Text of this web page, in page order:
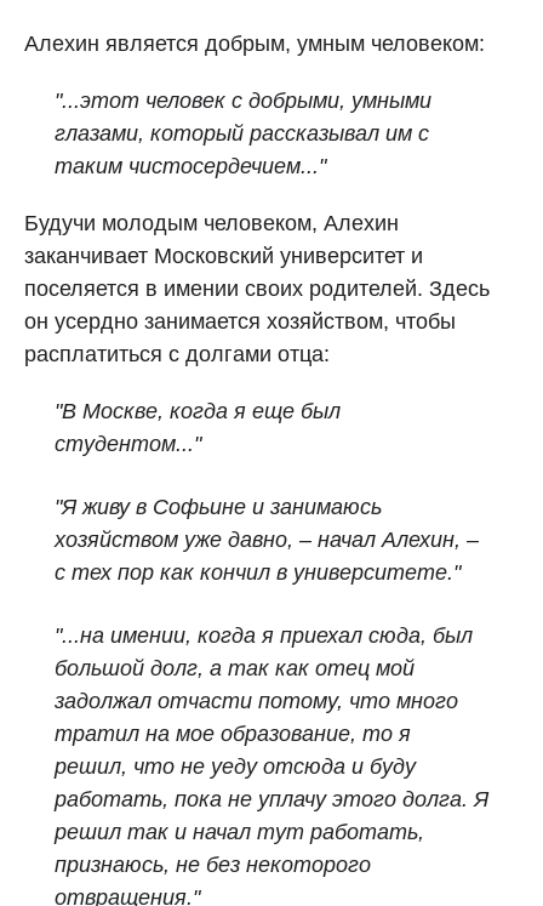
Алехин является добрым, умным человеком:
"...этот человек с добрыми, умными
глазами, который рассказывал им с
таким чистосердечием..."
Будучи молодым человеком, Алехин
заканчивает Московский университет и
поселяется в имении своих родителей. Здесь
он усердно занимается хозяйством, чтобы
расплатиться с долгами отца:
"В Москве, когда я еще был
студентом..."
"Я живу в Софьине и занимаюсь
хозяйством уже давно, – начал Алехин, –
с тех пор как кончил в университете."
"...на имении, когда я приехал сюда, был
большой долг, а так как отец мой
задолжал отчасти потому, что много
тратил на мое образование, то я
решил, что не уеду отсюда и буду
работать, пока не уплачу этого долга. Я
решил так и начал тут работать,
признаюсь, не без некоторого
отвращения."